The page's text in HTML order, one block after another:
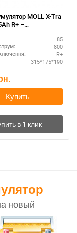
MOLL X-Tra
R+ –
85
800
R+
315*175*190
Купить
новый